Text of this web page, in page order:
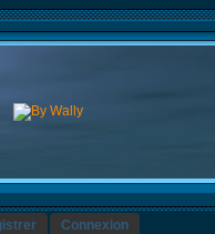
Connexion